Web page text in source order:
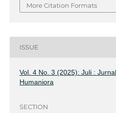
More Citation Formats
ISSUE
Vol. 4 No. 3 (2025): Juli :
Humaniora
SECTION